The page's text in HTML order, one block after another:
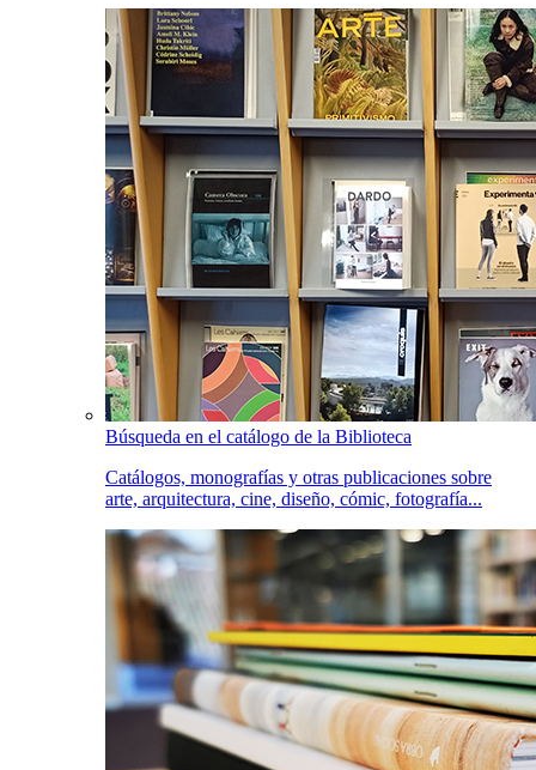
Búsqueda en el catálogo de la Biblioteca
Catálogos, monografías y otras publicaciones sobre
arte, arquitectura, cine, diseño, cómic, fotografía...